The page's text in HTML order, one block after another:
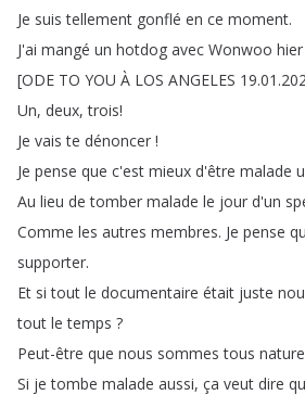
Je suis tellement gonflé en ce moment.
J'ai mangé un hotdog avec Wonwoo hier
[ODE TO YOU À LOS ANGELES
Un, deux,trois!
Je vais te dénoncer !
Je pense que c'est mieux d'être malade
Au lieu de tomber malade le jour d'un
Comme les autres membres. Je pense
supporter.
Et si tout le documentaire était juste
tout le temps ?
Peut-être que nous sommes tous
Si je tombe malade aussi, ça veut dire